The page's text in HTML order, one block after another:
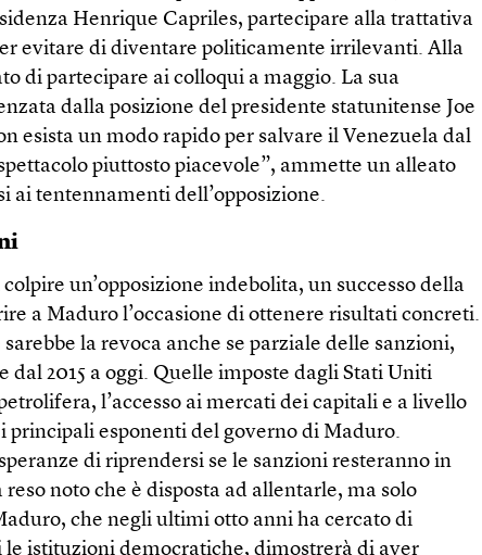
Henrique Capriles, partecipare alla trattativa
evitare di diventare politicamente irrilevanti. Alla
di partecipare ai colloqui a maggio. La sua
dalla posizione del presidente statunitense Joe
esista un modo rapido per salvare il Venezuela dal
piuttosto piacevole”, ammette un alleato
ai tentennamenti dell’opposizione.
un’opposizione indebolita, un successo della
a Maduro l’occasione di ottenere risultati concreti.
la revoca anche se parziale delle sanzioni,
dal 2015 a oggi. Quelle imposte dagli Stati Uniti
l’accesso ai mercati dei capitali e a livello
esponenti del governo di Maduro.
di riprendersi se le sanzioni resteranno in
noto che è disposta ad allentarle, ma solo
che negli ultimi otto anni ha cercato di
le istituzioni democratiche, dimostrerà di aver